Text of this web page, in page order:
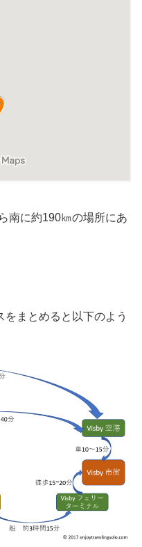
南に約190㎞の場所にあ
まとめると以下のよう